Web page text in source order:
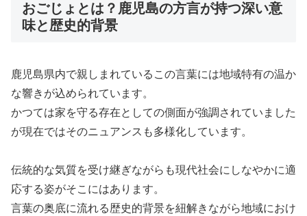
おごじょとは？鹿児島の方言が持つ深い意
味と歴史的背景
鹿児島県内で親しまれているこの言葉には地域特有の温か
な響きが込められています。
かつては家を守る存在としての側面が強調されていました
が現在ではそのニュアンスも多様化しています。
伝統的な気質を受け継ぎながらも現代社会にしなやかに適
応する姿がそこにはあります。
言葉の奥底に流れる歴史的背景を紐解きながら地域におけ